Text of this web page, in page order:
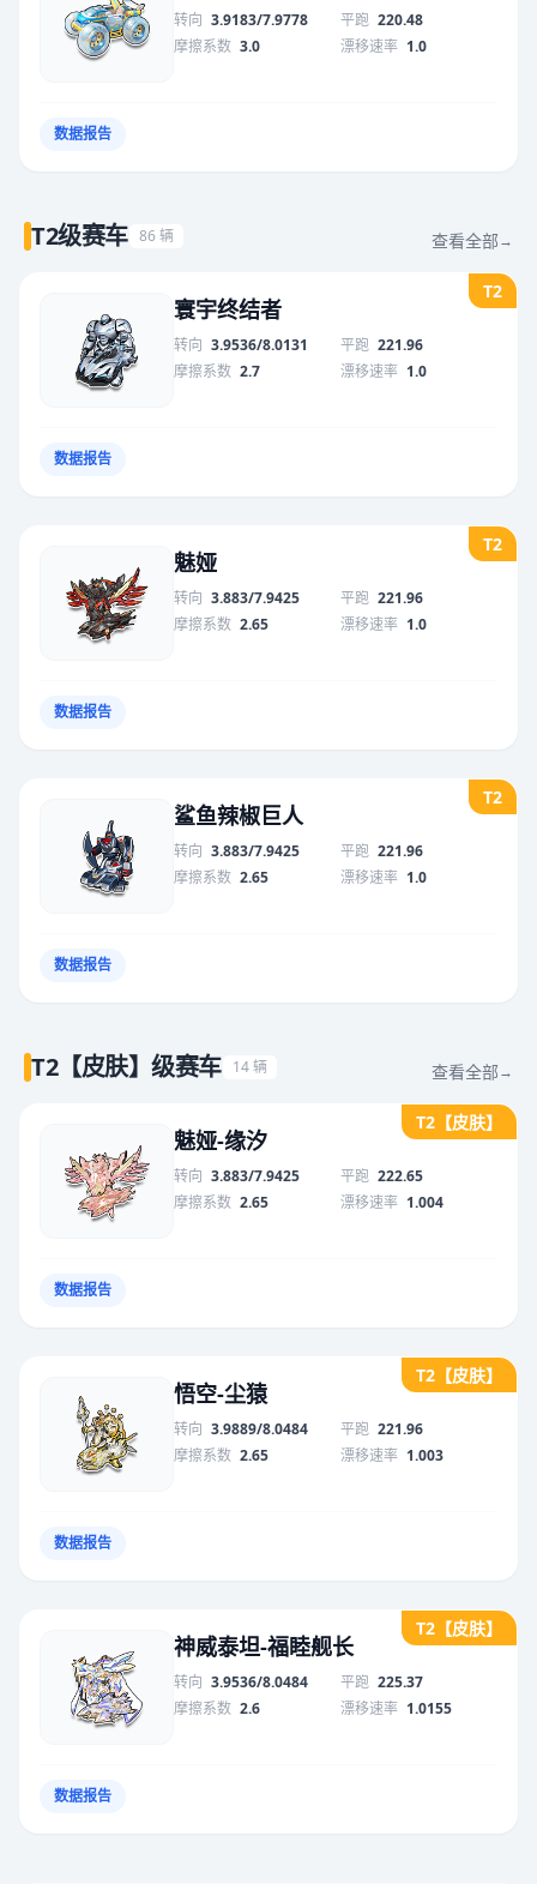
转向 3.9183/7.9778 平跑 220.48
摩擦系数 3.0 漂移速率 1.0
数据报告
T2级赛车 86 辆 查看全部→
T2
寰宇终结者
转向 3.9536/8.0131 平跑 221.96
摩擦系数 2.7 漂移速率 1.0
数据报告
T2
魅娅
转向 3.883/7.9425 平跑 221.96
摩擦系数 2.65 漂移速率 1.0
数据报告
T2
鲨鱼辣椒巨人
转向 3.883/7.9425 平跑 221.96
摩擦系数 2.65 漂移速率 1.0
数据报告
T2【皮肤】级赛车 14 辆 查看全部→
T2【皮肤】
魅娅-缘汐
转向 3.883/7.9425 平跑 222.65
摩擦系数 2.65 漂移速率 1.004
数据报告
T2【皮肤】
悟空-尘猿
转向 3.9889/8.0484 平跑 221.96
摩擦系数 2.65 漂移速率 1.003
数据报告
T2【皮肤】
神威泰坦-福睦舰长
转向 3.9536/8.0484 平跑 225.37
摩擦系数 2.6 漂移速率 1.0155
数据报告